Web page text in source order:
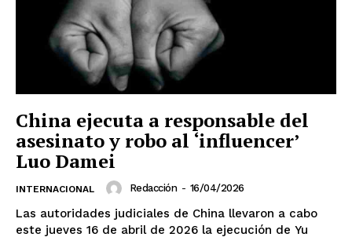
China ejecuta a responsable del
asesinato y robo al ‘influencer’
Luo Damei
INTERNACIONAL Redacción - 16/04/2026
Las autoridades judiciales de China llevaron a cabo
este jueves 16 de abril de 2026 la ejecución de Yu